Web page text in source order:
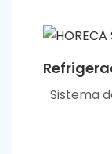
Sistema